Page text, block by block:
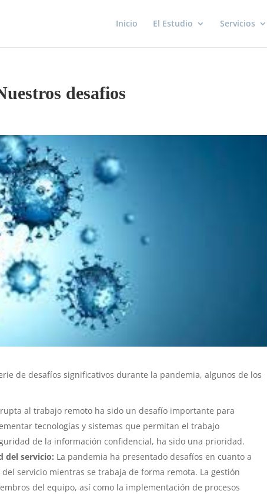
Inicio El Estudio Servicios
desafios
de desafíos significativos durante la pandemia, algunos de los
al trabajo remoto ha sido un desafío importante para
tecnologías y sistemas que permitan el trabajo
de la información confidencial, ha sido una prioridad.
del servicio: La pandemia ha presentado desafíos en cuanto a
servicio mientras se trabaja de forma remota. La gestión
del equipo, así como la implementación de procesos